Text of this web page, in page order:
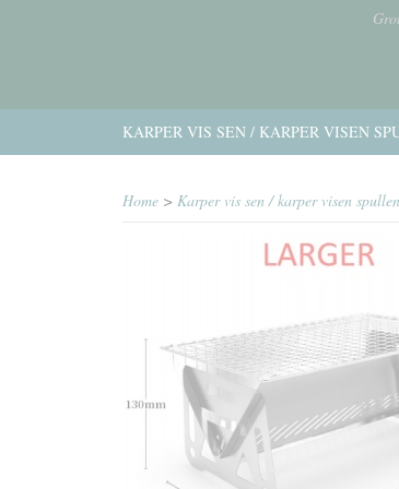
KARPER VIS SEN / KARPER VISEN
Home > Karper vis sen / karper visen spullen